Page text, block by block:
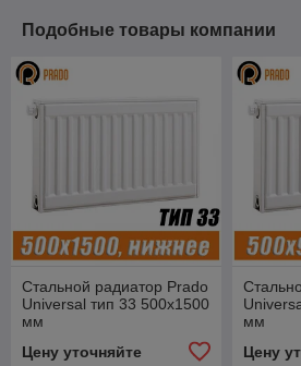
Подобные товары компании
Стальной радиатор Prado
Universal тип 33 500x1500
мм
Цену уточняйте
мм
Цену